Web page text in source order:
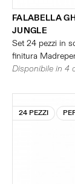
FALABELLA
JUNGLE
Set 24 pezzi in
finitura
Disponibile in 4
24 PEZZI